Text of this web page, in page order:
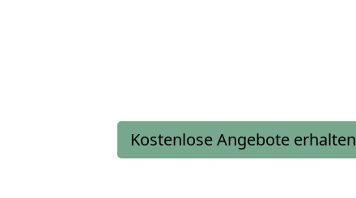
Kostenlose Angebote erhalten